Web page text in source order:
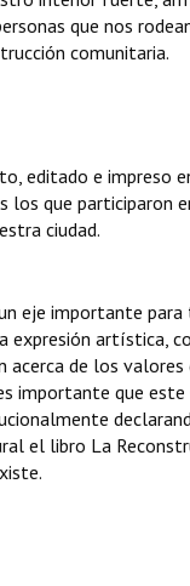
- Registro
intercultural
que nos
comunitaria.
editado e impreso
los que participaron
ciudad.
eje importante para
expresión artística,
acerca de los valores
importante que este
el libro La